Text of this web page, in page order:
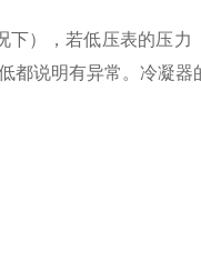
），若低压表的压力
都说明有异常。 冷凝器